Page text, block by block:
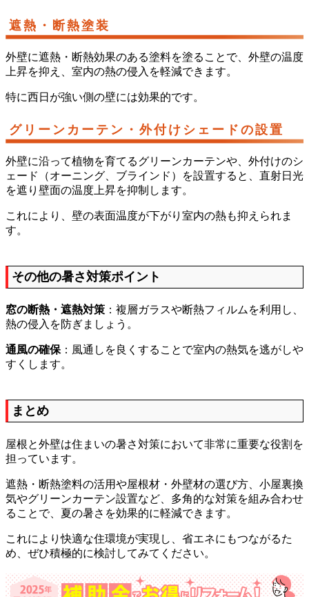
遮熱・断熱塗装
外壁に遮熱・断熱効果のある塗料を塗ることで、外壁の温度
上昇を抑え、室内の熱の侵入を軽減できます。
特に西日が強い側の壁には効果的です。
グリーンカーテン・外付けシェードの設置
外壁に沿って植物を育てるグリーンカーテンや、外付けのシ
ェード（オーニング、ブラインド）を設置すると、直射日光
を遮り壁面の温度上昇を抑制します。
これにより、壁の表面温度が下がり室内の熱も抑えられま
す。
その他の暑さ対策ポイント
窓の断熱・遮熱対策 ：複層ガラスや断熱フィルムを利用し、
熱の侵入を防ぎましょう。
通風の確保 ：風通しを良くすることで室内の熱気を逃がしや
すくします。
まとめ
屋根と外壁は住まいの暑さ対策において非常に重要な役割を
担っています。
遮熱・断熱塗料の活用や屋根材・外壁材の選び方、小屋裏換
気やグリーンカーテン設置など、多角的な対策を組み合わせ
ることで、夏の暑さを効果的に軽減できます。
これにより快適な住環境が実現し、省エネにもつながるた
め、ぜひ積極的に検討してみてください。